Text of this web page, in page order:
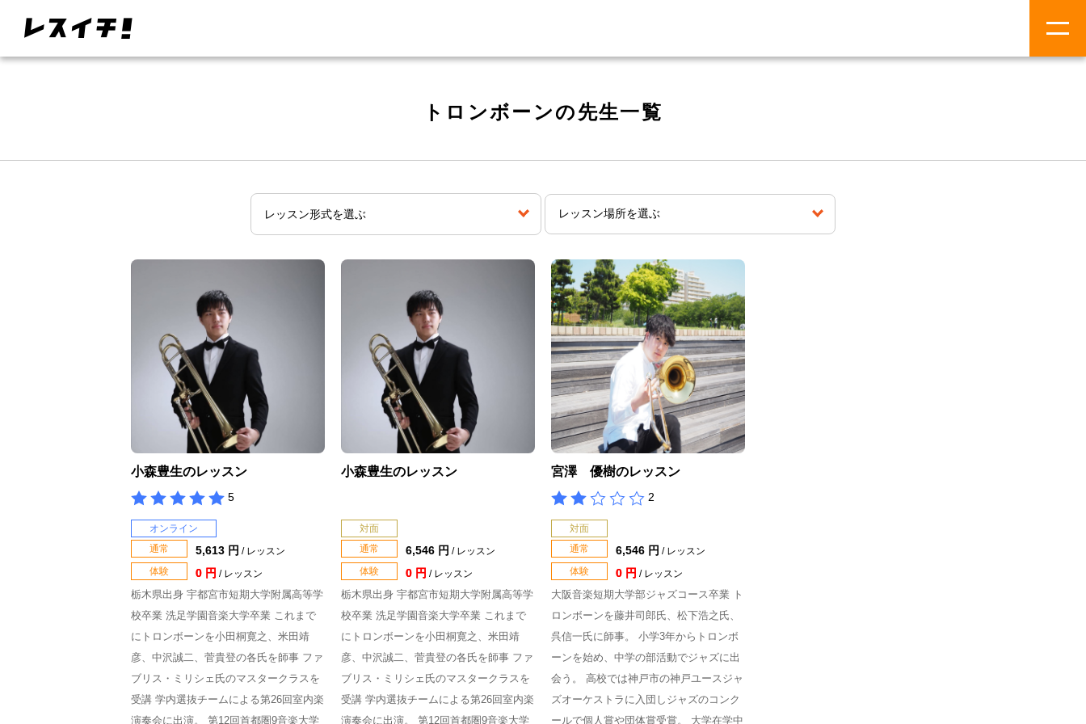
トロンボーンの先生一覧
小森豊生のレッスン
5
オンライン
通常
5,613 円 / レッスン
体験
0 円 / レッスン
栃木県出身 宇都宮市短期大学附属高等学
校卒業 洗足学園音楽大学卒業 これまで
にトロンボーンを小田桐寛之、米田靖
彦、中沢誠二、菅貴登の各氏を師事 ファ
ブリス・ミリシェ氏のマスタークラスを
受講 学内選抜チームによる第26回室内楽
演奏会に出演。 第12回首都圏9音楽大学
小森豊生のレッスン
対面
通常
6,546 円 / レッスン
体験
0 円 / レッスン
栃木県出身 宇都宮市短期大学附属高等学
校卒業 洗足学園音楽大学卒業 これまで
にトロンボーンを小田桐寛之、米田靖
彦、中沢誠二、菅貴登の各氏を師事 ファ
ブリス・ミリシェ氏のマスタークラスを
受講 学内選抜チームによる第26回室内楽
演奏会に出演。 第12回首都圏9音楽大学
宮澤 優樹のレッスン
2
対面
通常
6,546 円 / レッスン
体験
0 円 / レッスン
大阪音楽短期大学部ジャズコース卒業 ト
ロンボーンを藤井司郎氏、松下浩之氏、
呉信一氏に師事。 小学3年からトロンボ
ーンを始め、中学の部活動でジャズに出
会う。 高校では神戸市の神戸ユースジャ
ズオーケストラに入団しジャズのコンク
ールで個人賞や団体賞受賞。 大学在学中